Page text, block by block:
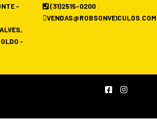
-
-
(31)2515-0200
VENDAS@ROBSONVEICULOS.COM